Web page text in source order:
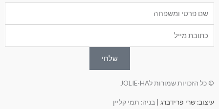
שלחי
© כל הזכויות שמורות לJOLIE-HA
עיצוב: שרי פרידברג| בניה: תמי קליין